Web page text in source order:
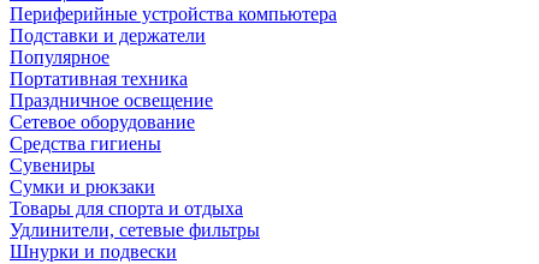
Периферийные устройства компьютера
Подставки и держатели
Популярное
Портативная техника
Праздничное освещение
Сетевое оборудование
Средства гигиены
Сувениры
Сумки и рюкзаки
Товары для спорта и отдыха
Удлинители, сетевые фильтры
Шнурки и подвески